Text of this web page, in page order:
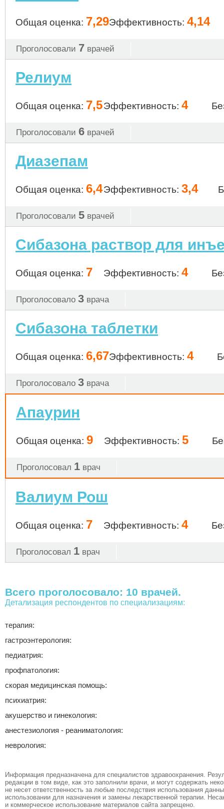
Общая оценка: 7,29Эффективность: 4,14
Проголосовали 7 врачей
Релиум
Общая оценка: 7,5Эффективность: 4
Проголосовали 6 врачей
Диазепам
Общая оценка: 6,4Эффективность: 3,4
Проголосовали 5 врачей
Сибазона раствор для
Общая оценка: 7 Эффективность: 4
Проголосовало 3 врача
Сибазона таблетки
Общая оценка: 6,67Эффективность: 4
Проголосовало 3 врача
Апаурин
Общая оценка: 9 Эффективность: 5
Проголосовал 1 врач
Валиум Рош
Общая оценка: 7 Эффективность: 4
Проголосовал 1 врач
Всего проголосовало: 10 врачей.
Детализация респондентов по специализациям:
терапия:
гастроэнтерология:
педиатрия:
профпатология:
скорая медицинская помощь:
психиатрия:
акушерство и гинекология:
анестезиология - реаниматология:
неврология:
Информация предназначена для специалистов здравоохранения.
редакции в том виде, как это заполнили врачи, и могут содержать
не несет ответственность за любые последствия использования
использовании для назначения и замены лекарственной терапии.
и коммерческое использование материалов сайта запрещено.